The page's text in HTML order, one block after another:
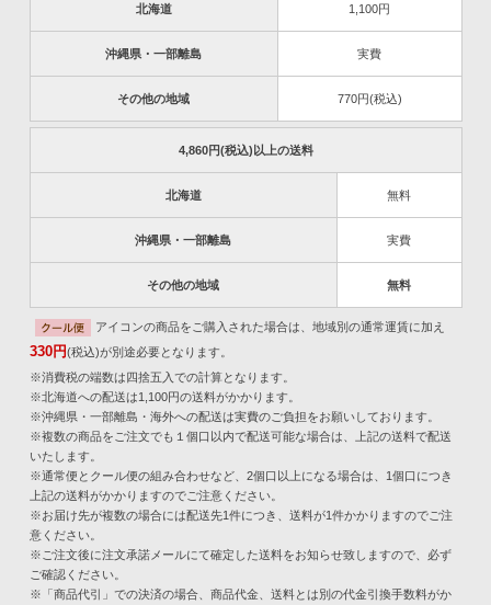
北海道 1,100円
沖縄県・一部離島 実費
その他の地域 770円(税込)
4,860円(税込)以上の送料
北海道 無料
沖縄県・一部離島 実費
その他の地域 無料
アイコンの商品をご購入された場合は、地域別の通常運賃に加え
330円(税込)が別途必要となります。
※消費税の端数は四捨五入での計算となります。
※北海道への配送は1,100円の送料がかかります。
※沖縄県・一部離島・海外への配送は実費のご負担をお願いしております。
※複数の商品をご注文でも１個口以内で配送可能な場合は、上記の送料で配送
いたします。
※通常便とクール便の組み合わせなど、2個口以上になる場合は、1個口につき
上記の送料がかかりますのでご注意ください。
※お届け先が複数の場合には配送先1件につき、送料が1件かかりますのでご注
意ください。
※ご注文後に注文承諾メールにて確定した送料をお知らせ致しますので、必ず
ご確認ください。
※「商品代引」での決済の場合、商品代金、送料とは別の代金引換手数料がか